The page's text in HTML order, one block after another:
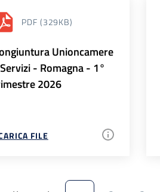
PDF (329KB)
Unioncamere
- Romagna - 1°
2026
FILE